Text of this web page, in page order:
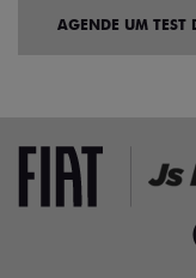
AGENDE UM TEST